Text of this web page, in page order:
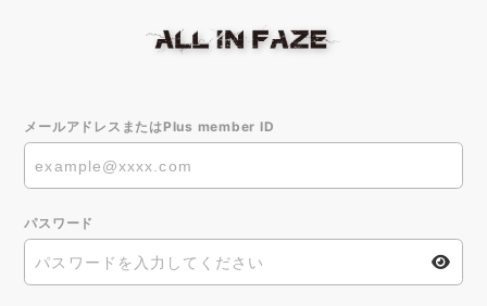
メールアドレスまたはPlus member ID
パスワード